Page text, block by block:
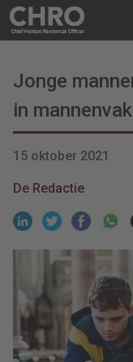
Jonge
in
15 oktober 2021
De Redactie